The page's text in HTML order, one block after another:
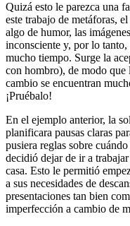
Quizá esto le parezca una
este trabajo de metáforas,
algo de humor, las
inconsciente y, por lo tanto,
mucho tiempo. Surge la
con hombro), de modo que
cambio se encuentran
¡Pruébalo!
En el ejemplo anterior, la
planificara pausas claras
pusiera reglas sobre
decidió dejar de ir a
casa. Esto le permitió
a sus necesidades de
presentaciones tan bien
imperfección a cambio de